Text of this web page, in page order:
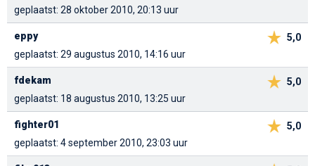
geplaatst: 28 oktober 2010, 20:13 uur
5,0
eppy
geplaatst: 29 augustus 2010, 14:16 uur
5,0
fdekam
geplaatst: 18 augustus 2010, 13:25 uur
5,0
fighter01
geplaatst: 4 september 2010, 23:03 uur